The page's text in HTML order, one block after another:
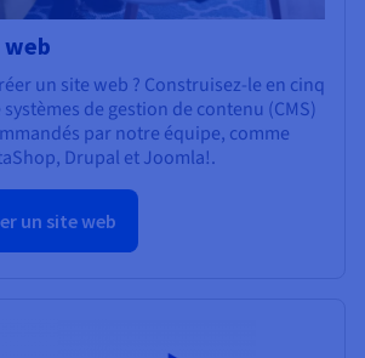
web
un site web ? Construisez-le en cinq
systèmes de gestion de contenu (CMS)
par notre équipe, comme
Drupal et Joomla!.
un site web